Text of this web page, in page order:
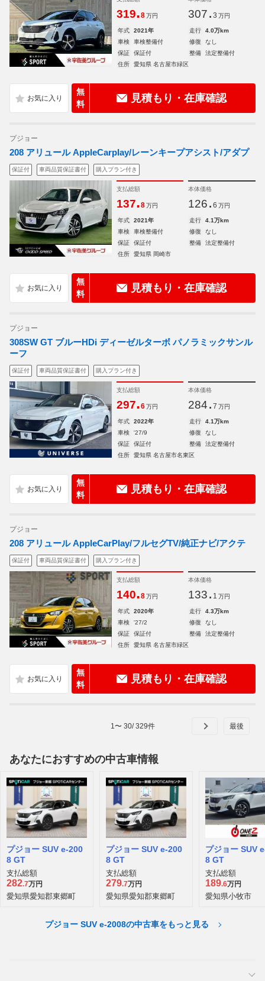
319.8 万円 307. 3 万円
年式 2021年 走行
4.0万km
車検
車検整備付 修復
なし
保証
保証付 整備
法定整備付
住所
愛知県 名古屋市緑区
無
料
見積もり・在庫確認
プジョー
208 アリュール AppleCarplay/レーンキープアシスト/アダプ
保証付 車両品質保証書付 購入プラン付き
支払総額
137.8 万円
本体価格
126. 6 万円
年式 2021年 走行
4.1万km
車検
車検整備付 修復
なし
保証
保証付 整備
法定整備付
住所
愛知県 岡崎市
無
料
見積もり・在庫確認
プジョー
308SW GT ブルーHDi ディーゼルターボ パノラミックサンル
ーフ
保証付 車両品質保証書付 購入プラン付き
支払総額
297.6 万円
本体価格
284. 7 万円
年式 2022年 走行
4.1万km
車検
'27/9 修復
なし
保証
保証付 整備
法定整備付
住所
愛知県 名古屋市名東区
無
料
見積もり・在庫確認
プジョー
208 アリュール AppleCarPlay/フルセグTV/純正ナビ/アクテ
保証付 車両品質保証書付 購入プラン付き
支払総額
140.8 万円
本体価格
133. 1 万円
年式 2020年 走行
4.3万km
車検
'27/2 修復
なし
保証
保証付 整備
法定整備付
住所
愛知県 名古屋市緑区
無
料
見積もり・在庫確認
1 〜 30/329件
あなたにおすすめの中古車情報
プジョー SUV e-200
8 GT
支払総額
282.7万円
愛知県愛知郡東郷町
プジョー SUV e-200
8 GT
支払総額
279.7万円
愛知県愛知郡東郷町
プジョー SUV
8 GT
支払総額
189.6万円
愛知県小牧市
プジョー SUV e-2008の中古車をもっと見る